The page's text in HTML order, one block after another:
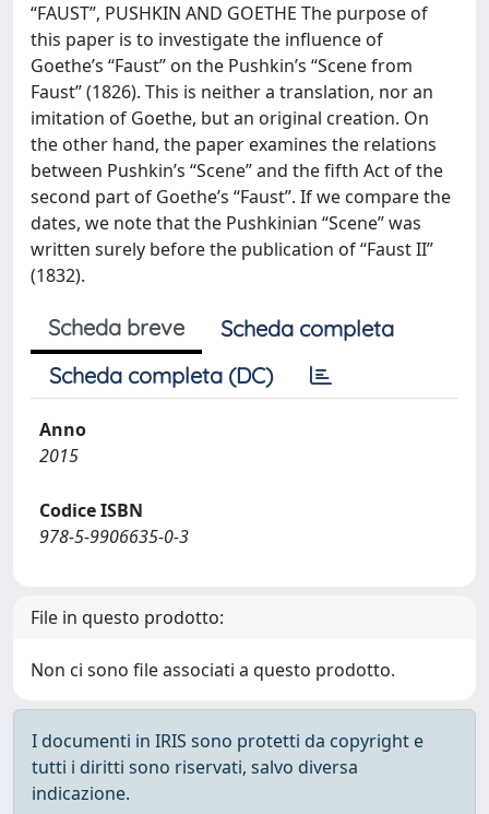
“FAUST”, PUSHKIN AND GOETHE The purpose of
this paper is to investigate the influence of
Goethe’s “Faust” on the Pushkin’s “Scene from
Faust” (1826). This is neither a translation, nor an
imitation of Goethe, but an original creation. On
the other hand, the paper examines the relations
between Pushkin’s “Scene” and the fifth Act of the
second part of Goethe’s “Faust”. If we compare the
dates, we note that the Pushkinian “Scene” was
written surely before the publication of “Faust II”
(1832).
Scheda breve
Scheda completa
Scheda completa (DC)
Anno
2015
Codice ISBN
978-5-9906635-0-3
File in questo prodotto:
Non ci sono file associati a questo prodotto.
I documenti in IRIS sono protetti da copyright e
tutti i diritti sono riservati, salvo diversa
indicazione.